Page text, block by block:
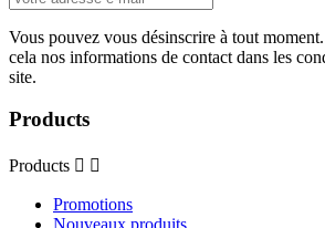
Vous pouvez vous désinscrire à tout
cela nos informations de contact dans les
site.
Products
Products  
Promotions
Nouveaux produits